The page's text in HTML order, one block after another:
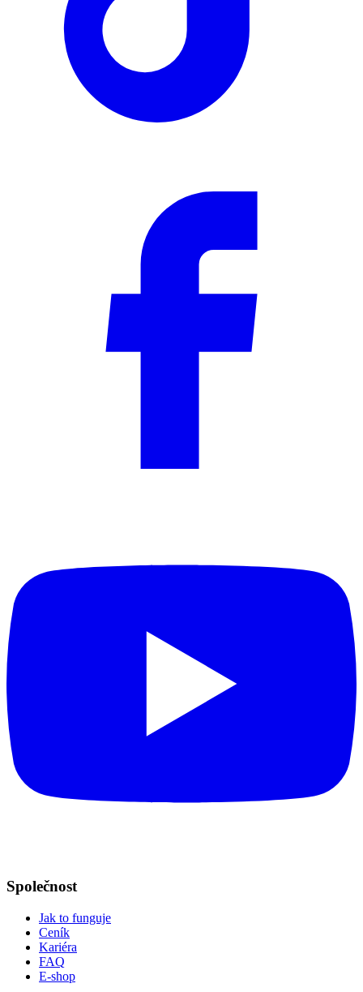
Společnost
Jak to funguje
Ceník
Kariéra
FAQ
E-shop